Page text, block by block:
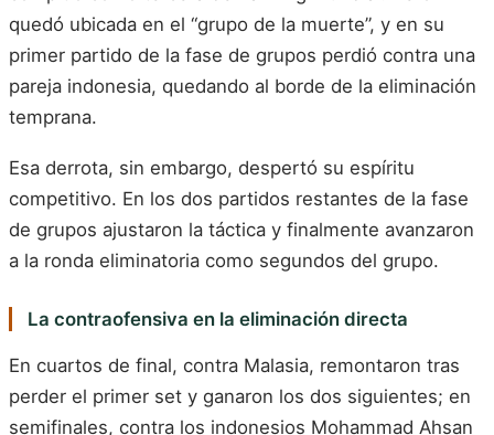
quedó ubicada en el “grupo de la muerte”, y en su
primer partido de la fase de grupos perdió contra una
pareja indonesia, quedando al borde de la eliminación
temprana.
Esa derrota, sin embargo, despertó su espíritu
competitivo. En los dos partidos restantes de la fase
de grupos ajustaron la táctica y finalmente avanzaron
a la ronda eliminatoria como segundos del grupo.
La contraofensiva en la eliminación directa
En cuartos de final, contra Malasia, remontaron tras
perder el primer set y ganaron los dos siguientes; en
semifinales, contra los indonesios Mohammad Ahsan